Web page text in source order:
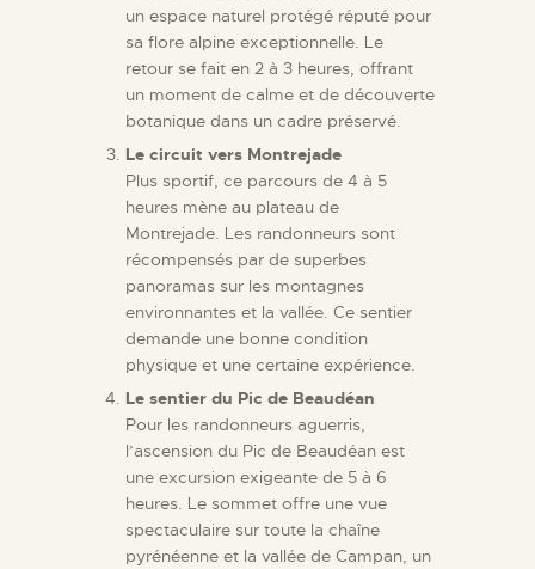
un espace naturel protégé réputé pour
sa flore alpine exceptionnelle. Le
retour se fait en 2 à 3 heures, offrant
un moment de calme et de découverte
botanique dans un cadre préservé.
Le circuit vers Montrejade
Plus sportif, ce parcours de 4 à 5
heures mène au plateau de
Montrejade. Les randonneurs sont
récompensés par de superbes
panoramas sur les montagnes
environnantes et la vallée. Ce sentier
demande une bonne condition
physique et une certaine expérience.
Le sentier du Pic de Beaudéan
Pour les randonneurs aguerris,
l’ascension du Pic de Beaudéan est
une excursion exigeante de 5 à 6
heures. Le sommet offre une vue
spectaculaire sur toute la chaîne
pyrénéenne et la vallée de Campan, un